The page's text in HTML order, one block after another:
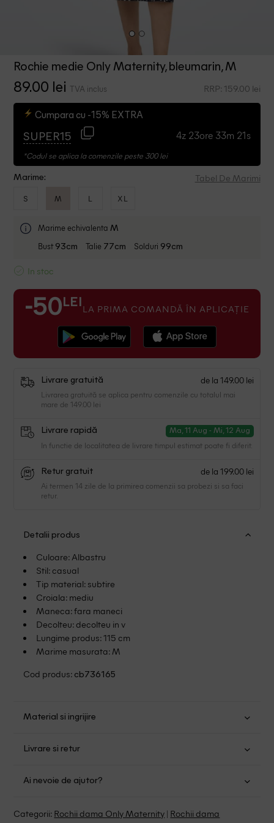
Rochie medie Only Maternity, bleumarin, M
89.00 lei TVA inclus RRP: 159.00 lei
Cumpara cu -15% EXTRA
SUPER15 4z 23ore 33m 20s
*Codul se aplica la comenzile peste 300 lei
Marime: Tabel De Marimi
S M L XL
Marime echivalenta M
Bust 93cm Talie 77cm Solduri 99cm
In stoc
-50 LEI LA PRIMA COMANDĂ ÎN APLICAȚIE
Livrare gratuită de la 149.00 lei
Livrarea gratuită se aplica pentru comenzile cu totalul mai
mare de 149.00 lei
Livrare rapidă Ma, 11 Aug - Mi, 12 Aug
In functie de localitatea de livrare timpul estimat poate fi diferit.
Retur gratuit de la 199.00 lei
Ai termen 14 zile de la primirea comenzii sa probezi si sa faci
retur.
Detalii produs
Culoare: Albastru
Stil: casual
Tip material: subtire
Croiala: mediu
Maneca: fara maneci
Decolteu: decolteu in v
Lungime produs: 115 cm
Marime masurata: M
Cod produs: cb736165
Material si ingrijire
Nu folositi inalbitor
Nu uscati in uscator
Fara curatare chimica
Livrare si retur
mare de 149.00 lei.
Ai nevoie de ajutor?
Categorii: Rochii dama Only Maternity | Rochii dama